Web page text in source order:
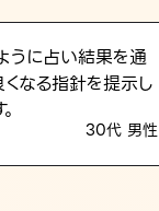
く
うに占い結果を通
くなる指針を提示し
30代 男性